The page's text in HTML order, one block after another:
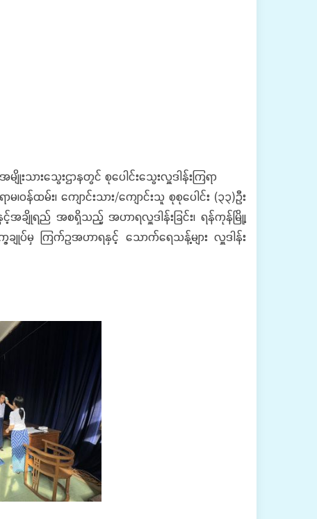
မျိုးသားသွေးဌာနတွင် စုပေါင်းသွေးလှူဒါန်းကြရာ
း၊ ကျောင်းသား/ကျောင်းသူ စုစုပေါင်း (၃၃)ဦး
င့်အချိုရည် အစရှိသည့် အဟာရလှူဒါန်းခြင်း၊ ရန်ကုန်မြို့၊
ချုပ်မှ ကြက်ဥအဟာရနှင့် သောက်ရေသန့်များ လှူဒါန်း